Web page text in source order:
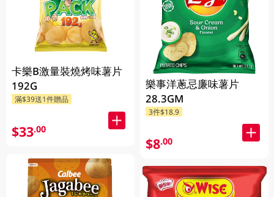
卡樂B激量裝燒烤味薯片
192G
滿$39送1件贈品
$33.00
樂事洋蔥忌廉味薯片
28.3GM
3件$18.9
$8.00